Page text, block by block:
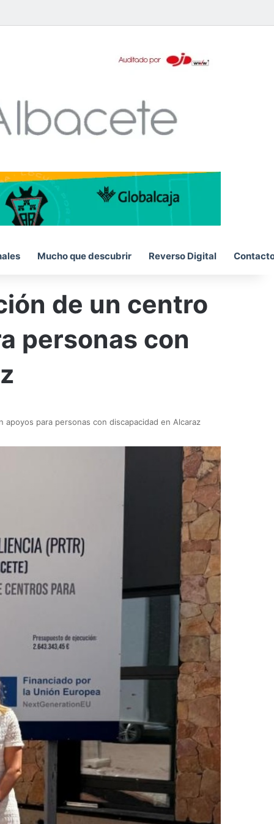
Mucho que descubrir Reverso Digital
de un centro
personas con
para personas con discapacidad en Alcaraz